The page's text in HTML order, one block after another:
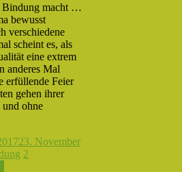
Bindung macht …
bewusst
verschiedene
scheint es, als
eine extrem
anderes Mal
erfüllende Feier
gehen ihrer
ohne
23. November
2